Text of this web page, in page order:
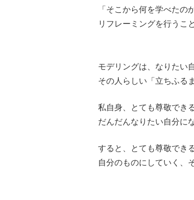
「そこから何を学べたの
リフレーミングを行うこ
モデリングは、なりたい
その人らしい「立ちふる
私自身、とても尊敬でき
だんだんなりたい自分に
すると、とても尊敬でき
自分のものにしていく、